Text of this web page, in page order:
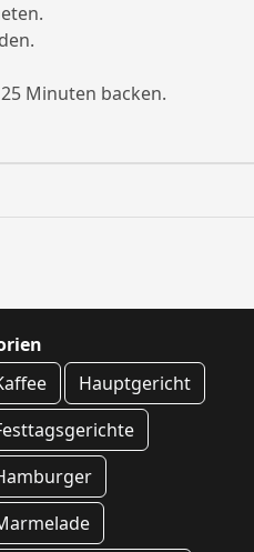
Minuten backen.
Hauptgericht